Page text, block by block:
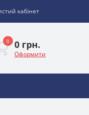
кабінет
0 0 грн.
Оформити